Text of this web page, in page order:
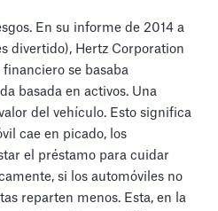
En su informe de 2014 a
divertido), Hertz Corporation
se basaba
basada en activos. Una
del vehículo. Esto significa
cae en picado, los
el préstamo para cuidar
si los automóviles no
reparten menos. Esta, en la